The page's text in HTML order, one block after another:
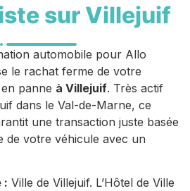
sur Villejuif
automobile pour Allo
le rachat ferme de votre
panne à Villejuif. Très actif
dans le Val-de-Marne, ce
une transaction juste basée
de votre véhicule avec un
: Ville de Villejuif. L’Hôtel de Ville